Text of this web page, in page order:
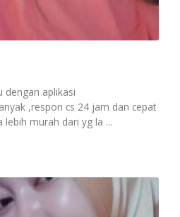
Token & PPOB
Via API
dengan aplikasi
,respon cs 24 jam dan cepat
murah dari yg la ...